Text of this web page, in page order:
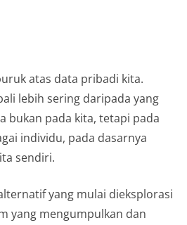
atas data pribadi kita.
lebih sering daripada yang
bukan pada kita, tetapi pada
individu, pada dasarnya
sendiri.
yang mulai dieksplorasi
yang mengumpulkan dan